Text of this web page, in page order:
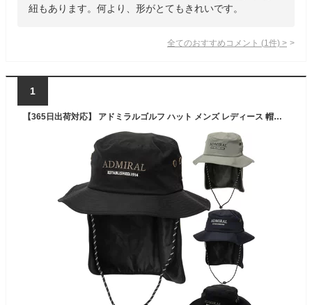
紐もあります。何より、形がとてもきれいです。
全てのおすすめコメント (1 件) >
1
【365日出荷対応】 アドミラルゴルフ ハット メンズ レディース 帽子 アドベンチャーハット アドベンチャー 通気性 つば広 大きめ ゴルフハット 無地 春 夏 秋 冬 ブランド ADMB5B05 Admiral Golf